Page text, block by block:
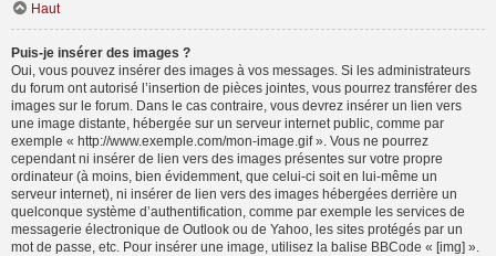
Haut
Puis-je insérer des images ?
Oui, vous pouvez insérer des images à vos messages. Si les administrateurs
du forum ont autorisé l’insertion de pièces jointes, vous pourrez transférer des
images sur le forum. Dans le cas contraire, vous devrez insérer un lien vers
une image distante, hébergée sur un serveur internet public, comme par
exemple « http://www.exemple.com/mon-image.gif ». Vous ne pourrez
cependant ni insérer de lien vers des images présentes sur votre propre
ordinateur (à moins, bien évidemment, que celui-ci soit en lui-même un
serveur internet), ni insérer de lien vers des images hébergées derrière un
quelconque système d’authentification, comme par exemple les services de
messagerie électronique de Outlook ou de Yahoo, les sites protégés par un
mot de passe, etc. Pour insérer une image, utilisez la balise BBCode « [img] ».